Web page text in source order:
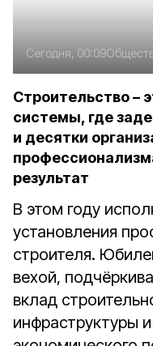
Сегодня, 00:09
Строительство –
системы, где
и десятки
результат
В этом году
установления
строителя.
вехой,
вклад
инфраструктуры